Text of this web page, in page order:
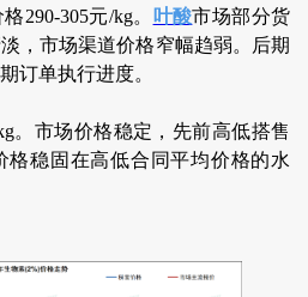
290-305元/kg。 叶酸市场部分货
，市场渠道价格窄幅趋弱。后期
订单执行进度。
。市场价格稳定，先前高低搭售
格稳固在高低合同平均价格的水